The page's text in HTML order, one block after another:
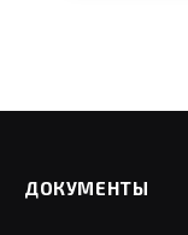
ДОКУМЕНТЫ